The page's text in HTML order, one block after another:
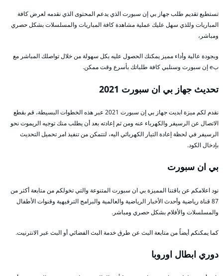
تستطيع تقديم طلب جهاز بي إن سبورت الذي يدعم المحتوى الذي نقدمه لعرض كافة
المباريات وللذي سهل عليك عملية مشاهدة كافة المباريات والمسلسلات بشكل حصري
ومباشر،
وبجودة عالية وأداء مميز يمكنك الحصول عليه بكل سهولة من خلال تواصلك المباشر مع
بe إن سبورت وسنلبي كافة طلباتك بأسرع وقت ممكن.
تحديث جهاز بي ان سبورت 2021
نقدم لكم ميزة ابديت جهاز بي إن سبورت 2021 عبر هذه الخطوات البسيطة، قم بقطع
الاتصال عن الرسيفر والكهرباء عنه ومن ثم إعادته بعد أن يطلب منك توجيه الريموت نحو
الرسيفر في لحظة إعادة التيار الكهربائي اليه، لتتمكن من تنفيذ امر تحميل التحديث
بإدخال الكود.
بي ان سبورت
نود اعلامكم عن باقتنا المميزة بي ان سبورت المتنوعة والتي تخولكم من متابعة أكثر من
87 قناة رياضية وأحدث الأخبار الرياضية والعالمية والبرامج الترفيهية وقنوات الأطفال
والمسلسلات والأفلام بشكل حصري ومباشر.
كما يمكنكم أيضاً من متابعة البث عن طرق خدمة البث الفضائي أو البث عبر الانترنيت.
دوري ابطال اوروبا